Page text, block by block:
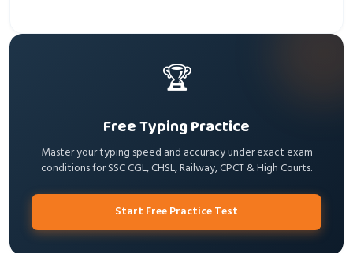
🏆
Free Typing Practice
Master your typing speed and accuracy under exact exam
conditions for SSC CGL, CHSL, Railway, CPCT & High Courts.
Start Free Practice Test